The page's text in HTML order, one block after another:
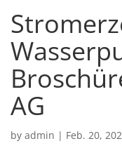
AG
by admin | Feb. 20,